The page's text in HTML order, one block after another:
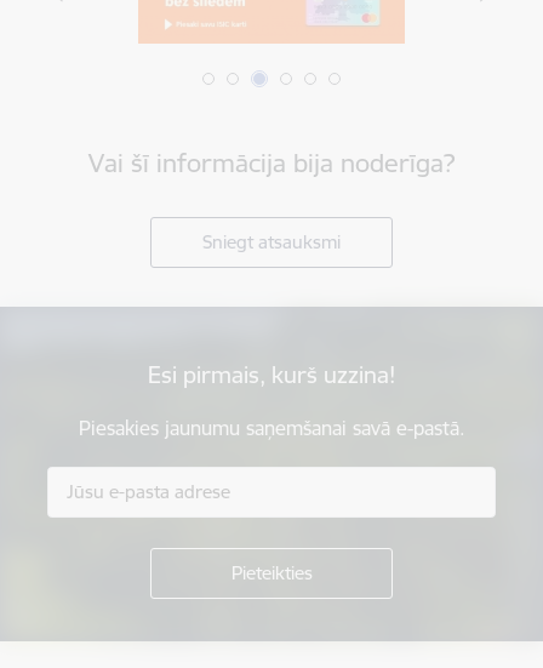
Vai šī informācija bija noderīga?
Sniegt atsauksmi
Esi pirmais, kurš uzzina!
Piesakies jaunumu saņemšanai savā e-pastā.